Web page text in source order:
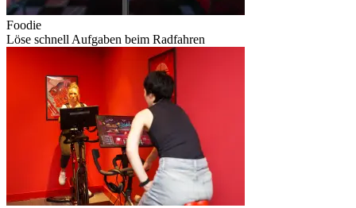
Foodie
Löse schnell Aufgaben beim Radfahren